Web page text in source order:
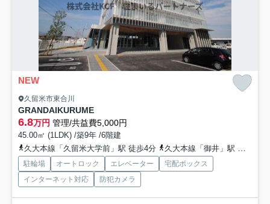
NEW
久留米市東合川
GRANDAIKURUME
6.8万円 管理/共益費5,000円
45.00㎡ (1LDK) /築9年 /6階建
久大本線「久留米大学前」駅 徒歩4分
久大本線「御井」駅 徒歩21分
駐輪場 オートロック エレベーター
宅配ボックス
インターネット対応
防犯カメラ